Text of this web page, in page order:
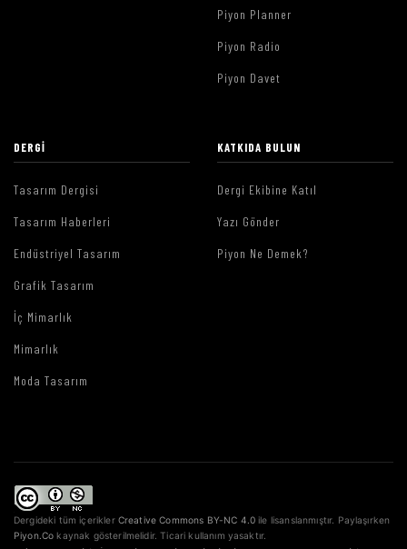
Piyon Planner
Piyon Radio
Piyon Davet
DERGI
Tasarım Dergisi
Tasarım Haberleri
Endüstriyel Tasarım
Grafik Tasarım
İç Mimarlık
Mimarlık
Moda Tasarım
KATKIDA BULUN
Dergi Ekibine Katıl
Yazı Gönder
Piyon Ne Demek?
Dergideki tüm içerikler Creative Commons BY-NC 4.0 ile lisanslanmıştır. Paylaşırken
Piyon.Co kaynak gösterilmelidir. Ticari kullanım yasaktır.